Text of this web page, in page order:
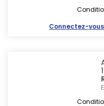
Connectez-vous